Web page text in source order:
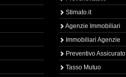
Stimato.it
Agenzie Immobiliari
Immobiliari Agenzie
Preventivo Assicurato
Tasso Mutuo